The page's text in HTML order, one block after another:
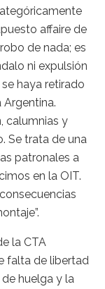
affaire de
de nada; es
ni expulsión
haya retirado
calumnias y
Se trata de una
patronales a
en la OIT.
la CTA
falta de libertad
huelga y la